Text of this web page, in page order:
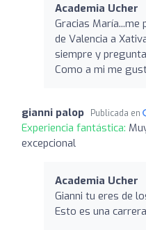
Academia Ucher
Gracias
de Valencia a
siempre y
Como a mi me
gianni palop Publicada en
Experiencia fantástica:
excepcional
Academia Ucher
Gianni tu eres de
Esto es una